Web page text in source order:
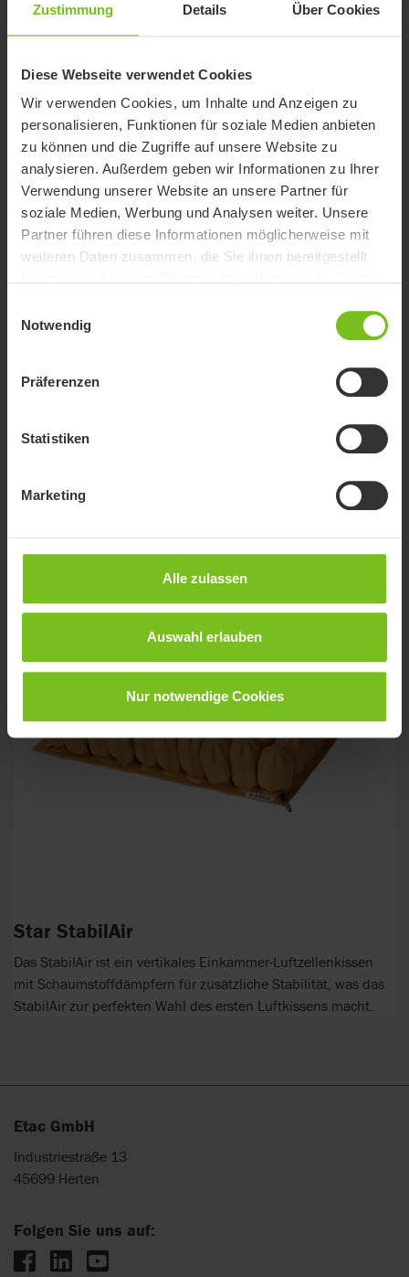
Zustimmung Details Über Cookies
Diese Webseite verwendet Cookies
Wir verwenden Cookies, um Inhalte und Anzeigen zu
personalisieren, Funktionen für soziale Medien anbieten
zu können und die Zugriffe auf unsere Website zu
analysieren. Außerdem geben wir Informationen zu Ihrer
Verwendung unserer Website an unsere Partner für
soziale Medien, Werbung und Analysen weiter. Unsere
Partner führen diese Informationen möglicherweise mit
weiteren Daten zusammen, die Sie ihnen bereitgestellt
Notwendig
Präferenzen
Statistiken
Marketing
Alle zulassen
Auswahl erlauben
Nur notwendige Cookies
Das Standard Air ist ein klassisches vertikales Einkammer-
Star StabilAir
Das StabilAir ist ein vertikales Einkammer-Luftzellenkissen
mit Schaumstoffdämpfern für zusätzliche Stabilität, was das
StabilAir zur perfekten Wahl des ersten Luftkissens macht.
Etac GmbH
Industriestraße 13
45699 Herten
Folgen Sie uns auf: